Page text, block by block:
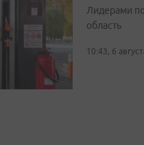
Лидерами
область
10:43, 6